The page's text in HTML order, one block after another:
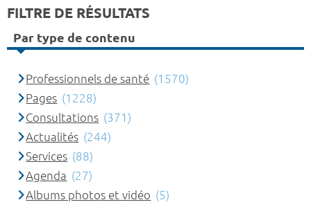
FILTRE DE RÉSULTATS
Par type de contenu
Professionnels de santé (1570)
Pages (1228)
Consultations (371)
Actualités (244)
Services (88)
Agenda (27)
Albums photos et vidéo (5)